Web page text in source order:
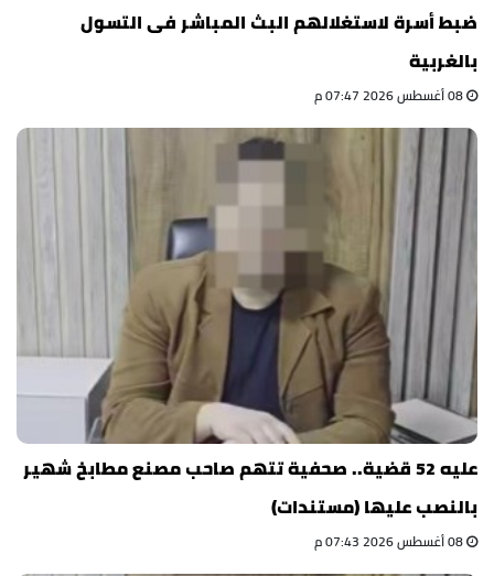
ضبط أسرة لاستغلالهم البث المباشر فى التسول
بالغربية
عليه 52 قضية.. صحفية تتهم صاحب مصنع مطابخ شهير
بالنصب عليها (مستندات)